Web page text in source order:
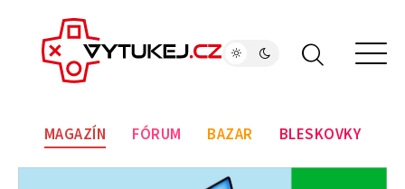
MAGAZÍN FÓRUM BAZAR BLESKOVKY